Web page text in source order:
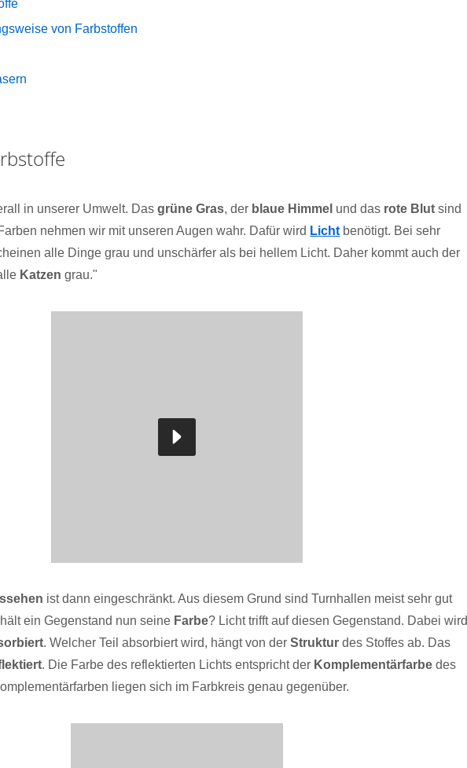
von Farbstoffen
in unserer Umwelt. Dasgrüne Gras, der blaue Himmel und das rote Blut sind
nehmen wir mit unseren Augen wahr. Dafür wird Licht benötigt. Bei sehr
alle Dinge grau und unschärfer als bei hellem Licht. Daher kommt auch der
Katzen grau."
ist dann eingeschränkt. Aus diesem Grund sind Turnhallen meist sehr gut
ein Gegenstand nun seine Farbe? Licht trifft auf diesen Gegenstand. Dabei wird
. Welcher Teil absorbiert wird, hängt von derStruktur des Stoffes ab. Das
. Die Farbe des reflektierten Lichts entspricht der Komplementärfarbe des
liegen sich im Farbkreis genau gegenüber.